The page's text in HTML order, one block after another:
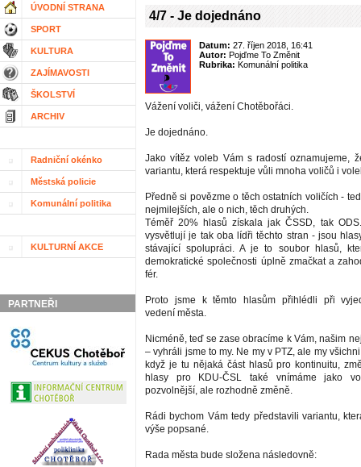
ÚVODNÍ STRANA
SPORT
KULTURA
ZAJÍMAVOSTI
ŠKOLSTVÍ
ARCHIV
Radniční okénko
Městská policie
Komunální politika
KULTURNÍ AKCE
PARTNEŘI
4/7 - Je dojednáno
Datum: 27. říjen 2018, 16:41
Autor: Pojďme To Změnit
Rubrika: Komunální politika
Vážení voliči, vážení Chotěbořáci.
Je dojednáno.
Jako vítěz voleb Vám s radostí oznamujeme,
variantu, která respektuje vůli mnoha voličů i
Předně si povězme o těch ostatních voličích -
nejmilejších, ale o nich, těch druhých.
Téměř 20% hlasů získala jak ČSSD, tak
vysvětlují je tak oba lídři těchto stran - jsou
stávající spolupráci. A je to soubor hlasů,
demokratické společnosti úplně zmačkat a
fér.
Proto jsme k těmto hlasům přihlédli při
vedení města.
Nicméně, teď se zase obracíme k Vám, našim
– vyhráli jsme to my. Ne my v PTZ, ale my
když je tu nějaká část hlasů pro kontinuitu,
hlasy pro KDU-ČSL také vnímáme jako
pozvolnější, ale rozhodně změně.
Rádi bychom Vám tedy představili variantu,
výše popsané.
Rada města bude složena následovně: